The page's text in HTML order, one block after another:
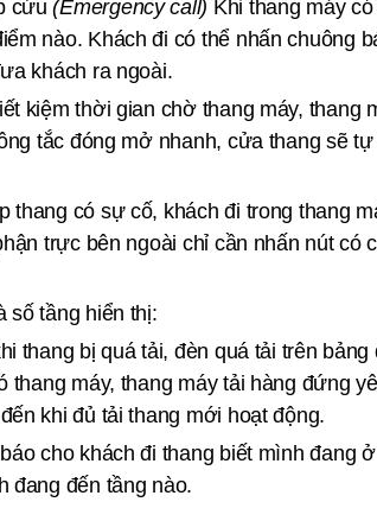
cứu(Emergency call) Khi thang máy
nào. Khách đi có thể nhấn chuông
khách ra ngoài.
kiệm thời gian chờ thang máy, thang
tắc đóng mở nhanh, cửa thang sẽ
thang có sự cố, khách đi trong thang
trực bên ngoài chỉ cần nhấn nút có
số tầng hiển thị:
thang bị quá tải, đèn quá tải trên
thang máy, thang máy tải hàng đứng
khi đủ tải thang mới hoạt động.
cho khách đi thang biết mình đang
đang đến tầng nào.